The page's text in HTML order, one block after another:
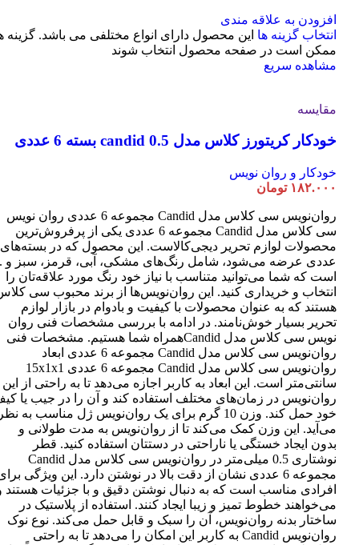
افزودن به علاقه مندی
انتخاب گزینه ها این محصول دارای انواع مختلفی می باشد. گزینه
ممکن است در صفحه محصول انتخاب شوند
مشاهده سریع
مقایسه
خودکار کریتورز کلاس مدل candid 0.5 بسته 6 عددی
خودکار و روان نویس
۱۸۲.۰۰۰ تومان
روان‌نویس سی کلاس مدل Candid مجموعه 6 عددی روان نویس
سی کلاس مدل Candid مجموعه 6 عددی یکی از پرفروش‌ترین
عددی عرضه می‌شود، شامل رنگ‌های مشکی، آبی، قرمز، سبز و
است که شما می‌توانید متناسب با نیاز خود رنگ مورد علاقه‌تان را
انتخاب و خریداری کنید. این روان‌نویس‌ها از برند محبوب سی
هستند که به عنوان محصولات با کیفیت و بادوام در بازار لوازم
تحریر بسیار خوش‌نامند. در ادامه با بررسی مشخصات فنی روان
نویس سی کلاس مدل Candidهمراه شما هستیم. مشخصات فنی
روان‌نویس سی کلاس مدل Candid مجموعه 6 عددی ابعاد
روان‌نویس سی کلاس مدل Candid مجموعه 6 عددی 15x1x1
سانتی‌متر است. این ابعاد به کاربر اجازه می‌دهد تا به راحتی از این
روان‌نویس در زمان‌های مختلف استفاده کند و آن را در جیب یا
خود حمل کند. وزن 10 گرم برای یک روان‌نویس ژل مناسب به
می‌آید. این وزن کمک می‌کند تا از روان‌نویس به مدت طولانی و
بدون ایجاد خستگی یا ناراحتی در دستتان استفاده کنید. قطر
نوشتاری 0.5 میلی‌متر در روان‌نویس سی کلاس مدل Candid
مجموعه 6 عددی نشان از دقت بالا در نوشتن دارد. این ویژگی
افرادی مناسب است که به دنبال نوشتن دقیق و با جزئیات هستند
می‌خواهند خطوط تمیز و زیبا ایجاد کنند. استفاده از پلاستیک در
ساختار بدنه روان‌نویس، آن را سبک و قابل حمل می‌کند. نوع نوک
روان‌نویس Candid به کاربر این امکان را می‌دهد تا به راحتی